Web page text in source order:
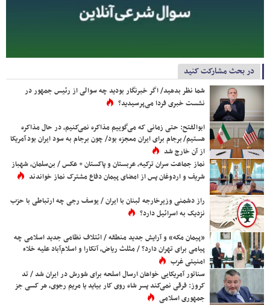
در بحث مشارکت کنید
شما نظر بدهید/ اگر خبرنگار بودید چه سوالی از رئیس جمهور در
نشست خبری فردا می‌پرسیدید؟
ابوالفتح: حتی زمانی که می‌گوییم مذاکره نمی‌کنیم، در حال مذاکره
هستیم/ برجام برای ایران معجزه بود/ چون برجام به سود ایران بود آمریکا
از آن خارج شد
نماز جماعت سران ترکیه، عربستان و پاکستان + عکس / بن‌سلمان، شهباز
شریف و اردوغان پس از امضای پیمان دفاع مشترک نماز خواندند
راز دشمنی وزیرخارجه لبنان با ایران / یوسف رجی چه ارتباطی با حزب
نزدیک به اسرائیل دارد؟
«پیمان مکه» و آرایش جدید منطقه / ائتلاف نظامی جدید اسلامی چه
پیامی برای تهران دارد؟ / مثلث ریاض، آنکارا و اسلام‌آباد علیه خلاء
امنیتی غرب
سناتور آمریکایی خواهان ارسال اسلحه برای شورش در ایران شد / تد
کروز: فرقی نمی‌کند پسر شاه روی کار بیاید یا مریم رجوی، هر کسی جز
جمهوری اسلامی